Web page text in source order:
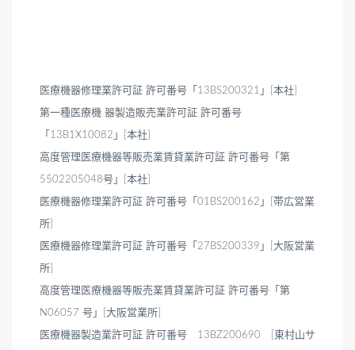
医療機器修理業許可証 許可番号「13BS200321」[本社]
第一種医療機 器製造販売業許可証 許可番号
「13B1X10082」[本社]
高度管理医療機器等販売業賃貸業許可証 許可番号「第
5502205048号」[本社]
医療機器修理業許可証 許可番号「01BS200162」[帯広営業
所]
医療機器修理業許可証 許可番号「27BS200339」[大阪営業
所]
高度管理医療機器等販売業賃貸業許可証 許可番号「第
N06057 号」[大阪営業所]
医療機器製造業許可証 許可番号 13BZ200690 [東村山サ